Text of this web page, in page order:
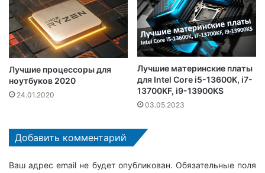
Лучшие процессоры для
ноутбуков 2020
24.01.2020
Лучшие материнские платы
для Intel Core i5-13600K, i7-
13700KF, i9-13900KS
03.05.2023
Добавить комментарий
Ваш адрес email не будет опубликован. Обязательные поля